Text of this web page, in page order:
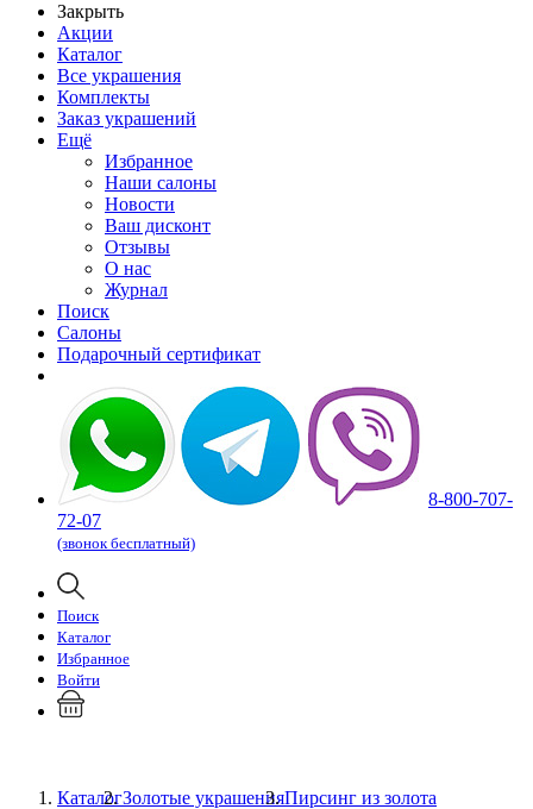
Закрыть
Акции
Каталог
Все украшения
Комплекты
Заказ украшений
Ещё
Избранное
Наши салоны
Новости
Ваш дисконт
Отзывы
О нас
Журнал
Поиск
Салоны
Подарочный сертификат
8-800-707-
72-07
(звонок бесплатный)
Поиск
Каталог
Избранное
Войти
КаталогЗолотые украшенияПирсинг из золота